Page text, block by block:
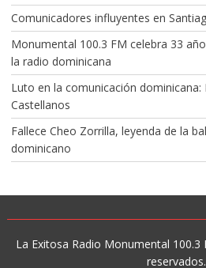
Comunicadores influyentes en
Monumental 100.3 FM celebra 33
la radio dominicana
Luto en la comunicación dominicana:
Castellanos
Fallece Cheo Zorrilla, leyenda de la
dominicano
La Exitosa Radio Monumental
reservados.